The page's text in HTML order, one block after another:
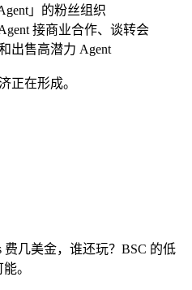
」的粉丝组织
接商业合作、谈转会
出售高潜力 Agent
正在形成。
费几美金，谁还玩？BSC 的低
。